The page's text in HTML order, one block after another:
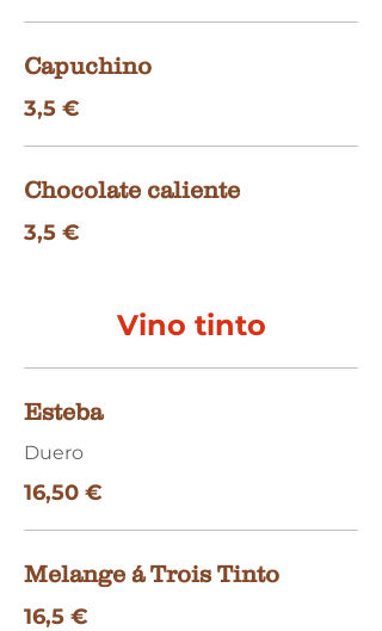
Capuchino
3,5 €
Chocolate caliente
3,5 €
Vino tinto
Esteba
Duero
16,50 €
Melange á Trois Tinto
16,5 €